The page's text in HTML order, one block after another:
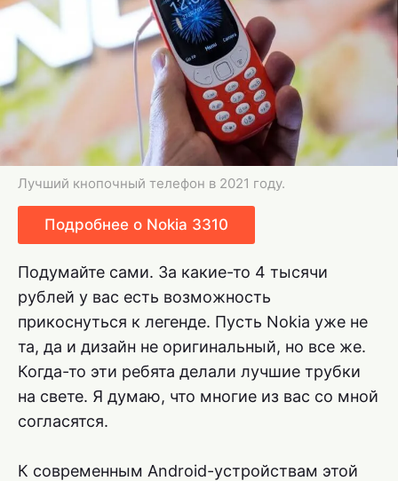
Лучший кнопочный телефон в 2021 году.
Подробнее о Nokia 3310
Подумайте сами. За какие-то 4 тысячи
рублей у вас есть возможность
прикоснуться к легенде. Пусть Nokia уже не
та, да и дизайн не оригинальный, но все же.
Когда-то эти ребята делали лучшие трубки
на свете. Я думаю, что многие из вас со мной
согласятся.
К современным Android-устройствам этой